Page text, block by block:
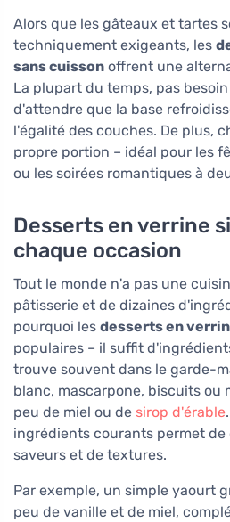
Alors que les gâteaux et tartes
techniquement exigeants, les
sans cuisson offrent une
La plupart du temps, pas
d'attendre que la base
l'égalité des couches. De plus,
propre portion – idéal pour les
ou les soirées romantiques à
Desserts en verrine
chaque occasion
Tout le monde n'a pas une
pâtisserie et de dizaines
pourquoi les desserts en
populaires – il suffit
trouve souvent dans le garde-
blanc, mascarpone, biscuits ou
peu de miel ou de sirop d'érable
ingrédients courants permet
saveurs et de textures.
Par exemple, un simple yaourt
peu de vanille et de miel,